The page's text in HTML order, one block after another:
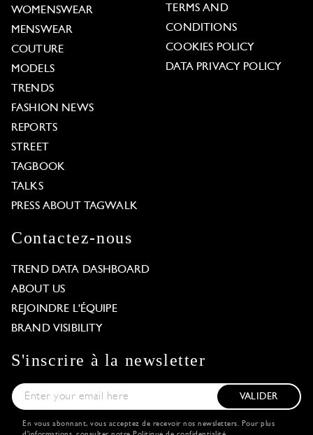
WOMENSWEAR
MENSWEAR
COUTURE
MODELS
TRENDS
FASHION NEWS
REPORTS
STREET
TAGBOOK
TALKS
PRESS ABOUT TAGWALK
TERMS AND
CONDITIONS
COOKIES POLICY
DATA PRIVACY POLICY
Contactez-nous
TREND DATA DASHBOARD
ABOUT US
REJOINDRE L'ÉQUIPE
BRAND VISIBILITY
S'inscrire à la newsletter
VALIDER
En vous abonnant, vous acceptez de recevoir nos newsletters. Pour plus